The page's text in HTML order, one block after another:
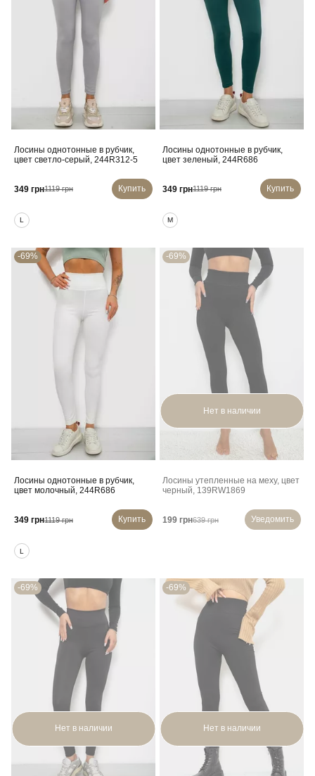
Лосины однотонные в рубчик,
цвет светло-серый, 244R312-5
349 грн1119 грн Купить
L
Лосины однотонные в рубчик,
цвет зеленый, 244R686
349 грн1119 грн Купить
M
-69%
Лосины однотонные в рубчик,
цвет молочный, 244R686
349 грн1119 грн Купить
L
-69%
Нет в наличии
Лосины утепленные на меху, цвет
черный, 139RW1869
199 грн639 грн Уведомить
-69%
Нет в наличии
-69%
Нет в наличии